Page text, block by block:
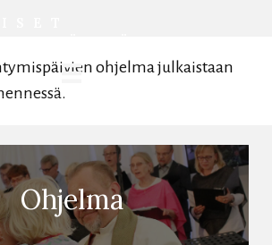
ohjelma julkaistaan
Ohjelma